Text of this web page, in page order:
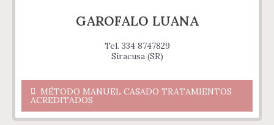
GAROFALO LUANA
Tel. 334 8747829
Siracusa (SR)
MÉTODO MANUEL CASADO TRATAMIENTOS
ACREDITADOS